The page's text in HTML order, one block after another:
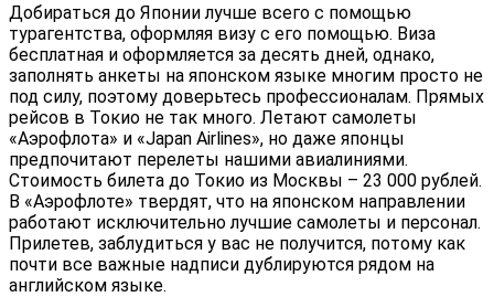
Добираться до Японии лучше всего с помощью
турагентства, оформляя визу с его помощью. Виза
бесплатная и оформляется за десять дней, однако,
заполнять анкеты на японском языке многим просто не
под силу, поэтому доверьтесь профессионалам. Прямых
рейсов в Токио не так много. Летают самолеты
«Аэрофлота» и «Japan Airlines», но даже японцы
предпочитают перелеты нашими авиалиниями.
Стоимость билета до Токио из Москвы – 23 000 рублей.
В «Аэрофлоте» твердят, что на японском направлении
работают исключительно лучшие самолеты и персонал.
Прилетев, заблудиться у вас не получится, потому как
почти все важные надписи дублируются рядом на
английском языке.